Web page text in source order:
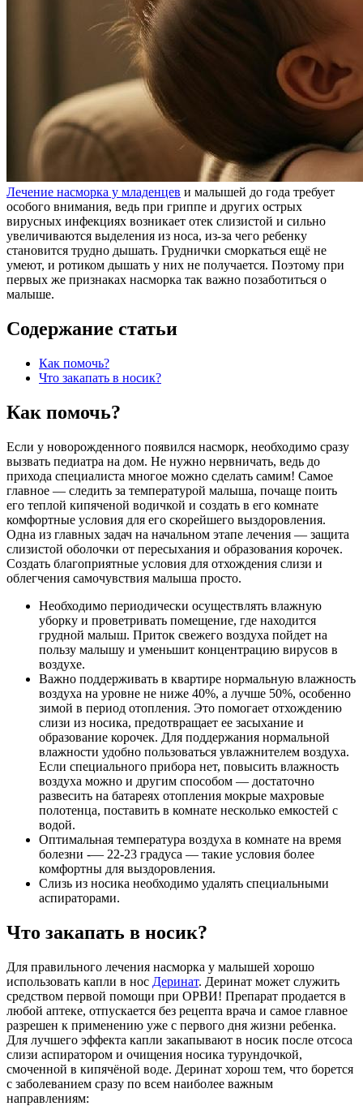
Лечение насморка у младенцев и малышей до года требует
особого внимания, ведь при гриппе и других острых
вирусных инфекциях возникает отек слизистой и сильно
увеличиваются выделения из носа, из-за чего ребенку
становится трудно дышать. Груднички сморкаться ещё не
умеют, и ротиком дышать у них не получается. Поэтому при
первых же признаках насморка так важно позаботиться о
малыше.
Содержание статьи
Как помочь?
Что закапать в носик?
Как помочь?
Если у новорожденного появился насморк, необходимо сразу
вызвать педиатра на дом. Не нужно нервничать, ведь до
прихода специалиста многое можно сделать самим! Самое
главное — следить за температурой малыша, почаще поить
его теплой кипяченой водичкой и создать в его комнате
комфортные условия для его скорейшего выздоровления.
Одна из главных задач на начальном этапе лечения — защита
слизистой оболочки от пересыхания и образования корочек.
Создать благоприятные условия для отхождения слизи и
облегчения самочувствия малыша просто.
Необходимо периодически осуществлять влажную
уборку и проветривать помещение, где находится
грудной малыш. Приток свежего воздуха пойдет на
пользу малышу и уменьшит концентрацию вирусов в
воздухе.
Важно поддерживать в квартире нормальную влажность
воздуха на уровне не ниже 40%, а лучше 50%, особенно
зимой в период отопления. Это помогает отхождению
слизи из носика, предотвращает ее засыхание и
образование корочек. Для поддержания нормальной
влажности удобно пользоваться увлажнителем воздуха.
Если специального прибора нет, повысить влажность
воздуха можно и другим способом — достаточно
развесить на батареях отопления мокрые махровые
полотенца, поставить в комнате несколько емкостей с
водой.
Оптимальная температура воздуха в комнате на время
болезни -— 22-23 градуса — такие условия более
комфортны для выздоровления.
Слизь из носика необходимо удалять специальными
аспираторами.
Что закапать в носик?
Для правильного лечения насморка у малышей хорошо
использовать капли в нос Деринат. Деринат может служить
средством первой помощи при ОРВИ! Препарат продается в
любой аптеке, отпускается без рецепта врача и самое главное
разрешен к применению уже с первого дня жизни ребенка.
Для лучшего эффекта капли закапывают в носик после отсоса
слизи аспиратором и очищения носика турундочкой,
смоченной в кипячёной воде. Деринат хорош тем, что борется
с заболеванием сразу по всем наиболее важным
направлениям: